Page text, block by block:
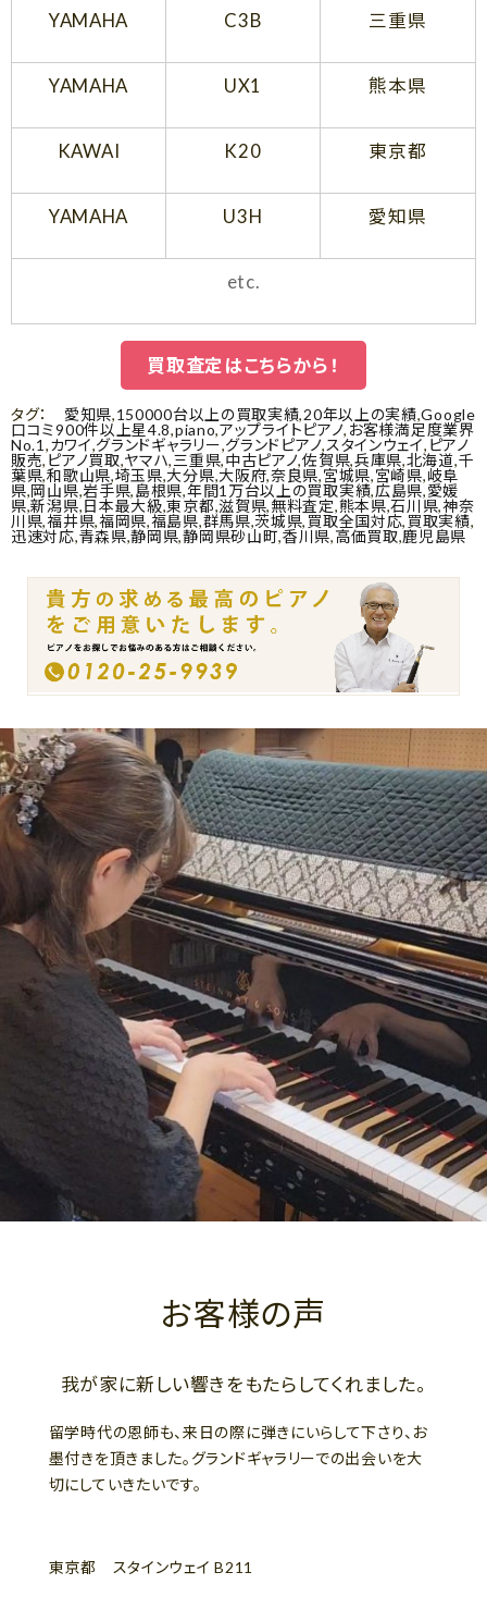
YAMAHA C3B 三重県
YAMAHA UX1 熊本県
KAWAI K20 東京都
YAMAHA U3H 愛知県
etc.
買取査定はこちらから！
タグ： 愛知県,150000台以上の買取実績,20年以上の実績,Google
口コミ900件以上星4.8,piano,アップライトピアノ, お客様満足度業界
No.1 ,カワイ,グランドギャラリー,グランドピアノ,スタインウェイ, ピアノ
販売, ピアノ買取,ヤマハ,三重県,中古ピアノ,佐賀県,兵庫県,北海道,千
葉県,和歌山県,埼玉県,大分県,大阪府,奈良県,宮城県,宮崎県,岐阜
県,岡山県,岩手県,島根県,年間1万台以上の買取実績,広島県,愛媛
県,新潟県,日本最大級,東京都,滋賀県,無料査定,熊本県,石川県,神奈
川県,福井県,福岡県,福島県,群馬県,茨城県, 買取全国対応, 買取実績,
迅速対応,青森県,静岡県,静岡県砂山町,香川県,高価買取,鹿児島県
お客様の声
我が家に新しい響きをもたらしてくれました。
留学時代の恩師も、来日の際に弾きにいらして下さり、お
墨付きを頂きました。グランドギャラリーでの出会いを大
切にしていきたいです。
東京都 スタインウェイ B211